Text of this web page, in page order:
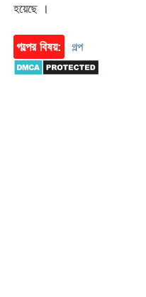
হয়েছে ।
গল্পের বিষয়: গল্প